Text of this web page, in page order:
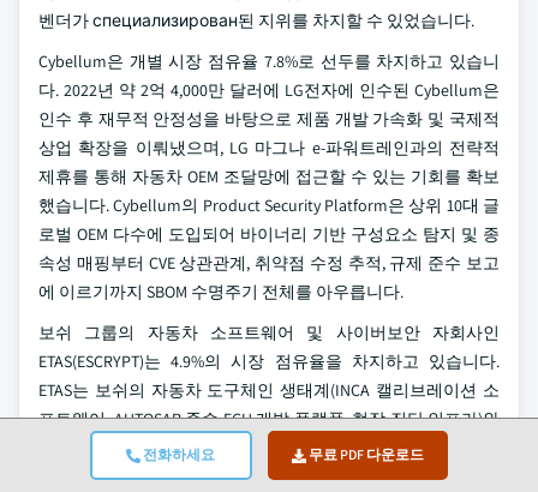
전화하세요 무료 PDF 다운로드
벤더가 специализирован된 지위를 차지할 수 있었습니다.
Cybellum은 개별 시장 점유율 7.8%로 선두를 차지하고 있습니
다. 2022년 약 2억 4,000만 달러에 LG전자에 인수된 Cybellum은
인수 후 재무적 안정성을 바탕으로 제품 개발 가속화 및 국제적
상업 확장을 이뤄냈으며, LG 마그나 e-파워트레인과의 전략적
제휴를 통해 자동차 OEM 조달망에 접근할 수 있는 기회를 확보
했습니다. Cybellum의 Product Security Platform은 상위 10대 글
로벌 OEM 다수에 도입되어 바이너리 기반 구성요소 탐지 및 종
속성 매핑부터 CVE 상관관계, 취약점 수정 추적, 규제 준수 보고
에 이르기까지 SBOM 수명주기 전체를 아우릅니다.
보쉬 그룹의 자동차 소프트웨어 및 사이버보안 자회사인
ETAS(ESCRYPT)는 4.9%의 시장 점유율을 차지하고 있습니다.
ETAS는 보쉬의 자동차 도구체인 생태계(INCA 캘리브레이션 소
프트웨어, AUTOSAR 준수 ECU 개발 플랫폼, 현장 진단 인프라)와
의 깊은 통합을 바탕으로 API 통합만으로는 따라잡기 어려운
OEM 및 Tier-1 개발 워크플로우 접근 권한을 확보하고 있습니다.